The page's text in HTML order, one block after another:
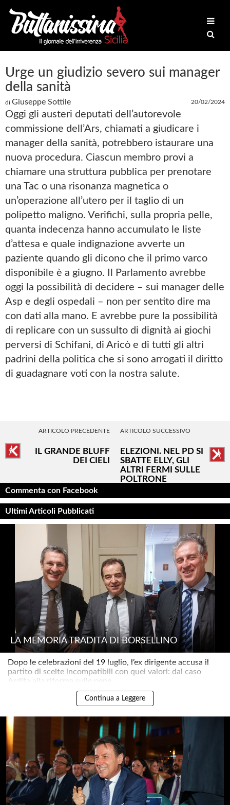
Urge un giudizio severo sui manager
della sanità
di Giuseppe Sottile 20/02/2024
Oggi gli austeri deputati dell’autorevole
commissione dell’Ars, chiamati a giudicare i
manager della sanità, potrebbero istaurare una
nuova procedura. Ciascun membro provi a
chiamare una struttura pubblica per prenotare
una Tac o una risonanza magnetica o
un’operazione all’utero per il taglio di un
polipetto maligno. Verifichi, sulla propria pelle,
quanta indecenza hanno accumulato le liste
d’attesa e quale indignazione avverte un
paziente quando gli dicono che il primo varco
disponibile è a giugno. Il Parlamento avrebbe
oggi la possibilità di decidere – sui manager delle
Asp e degli ospedali – non per sentito dire ma
con dati alla mano. E avrebbe pure la possibilità
di replicare con un sussulto di dignità ai giochi
perversi di Schifani, di Aricò e di tutti gli altri
padrini della politica che si sono arrogati il diritto
di guadagnare voti con la nostra salute.
ARTICOLO PRECEDENTE
IL GRANDE BLUFF
DEI CIELI
ARTICOLO SUCCESSIVO
ELEZIONI. NEL PD SI
SBATTE ELLY, GLI
ALTRI FERMI SULLE
POLTRONE
Commenta con Facebook
Ultimi Articoli Pubblicati
LA MEMORIA TRADITA DI BORSELLINO
Dopo le celebrazioni del 19 luglio, l’ex dirigente accusa il
partito di scelte incompatibili con quei valori: dal caso
Ardita alla riforma sulle pene..
Continua a Leggere